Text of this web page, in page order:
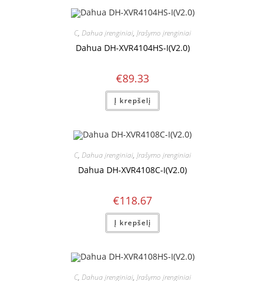
C, Dahua įrenginiai, Įrašymo įrenginiai
Dahua DH-XVR4104HS-I(V2.0)
€89.33
Į krepšelį
C, Dahua įrenginiai, Įrašymo įrenginiai
Dahua DH-XVR4108C-I(V2.0)
€118.67
Į krepšelį
C, Dahua įrenginiai, Įrašymo įrenginiai